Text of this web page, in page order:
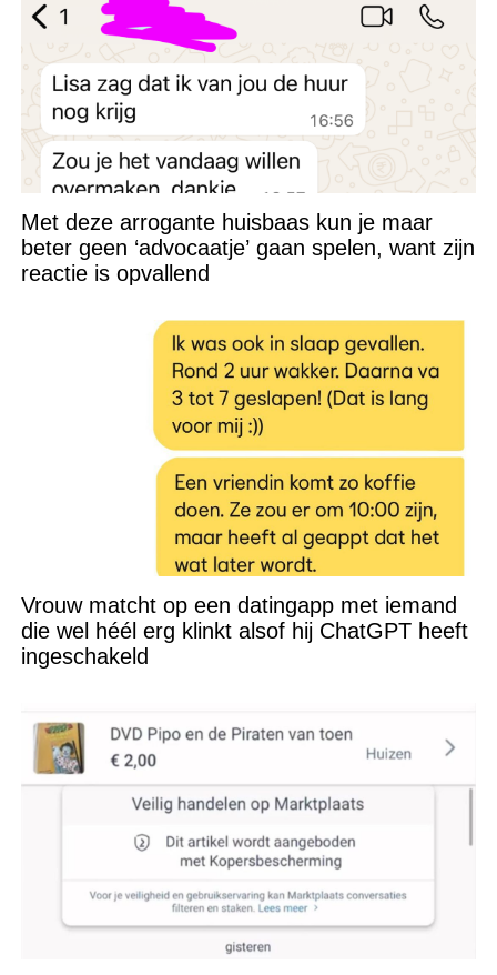
Met deze arrogante huisbaas kun je maar
beter geen ‘advocaatje’ gaan spelen, want zijn
reactie is opvallend
Vrouw matcht op een datingapp met iemand
die wel héél erg klinkt alsof hij ChatGPT heeft
ingeschakeld